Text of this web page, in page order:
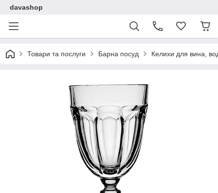
davashop
Товари та послуги Барна посуд Келихи для вина,